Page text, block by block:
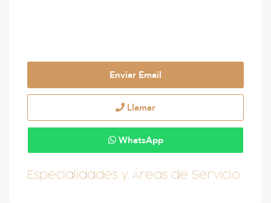
Enviar Email
Llamar
WhatsApp
Especialidades y Áreas de Servicio